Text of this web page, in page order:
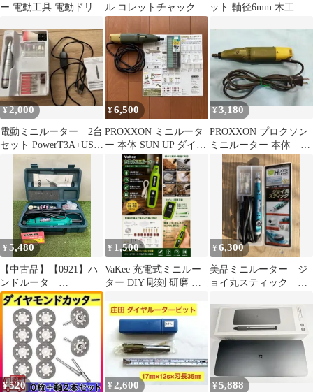
ー 電動工具 電動ドリル
ル コレットチャック ビ
ット
ット 軸径6mm 木工 超
¥2,000
電動ミニルーター 2台
セット PowerT3A+USB
¥6,500
PROXXON ミニルータ
ー 本体 SUN UP ダイヤ
ビットセット
¥3,180
PROXXON プロクソン
ミニルーター 本体 通
電OK No.28640
¥5,480
【中古品】【0921】ハ
ンドルータ
ITGA50RXLS1W
¥ 1,500
VaKee 充電式ミニルー
ター DIY 彫刻 研磨 切
¥6,300
美品ミニルーター ジ
ョイ丸スティック H-
プラモデル
¥520 ¥2,600 ¥ 5,888